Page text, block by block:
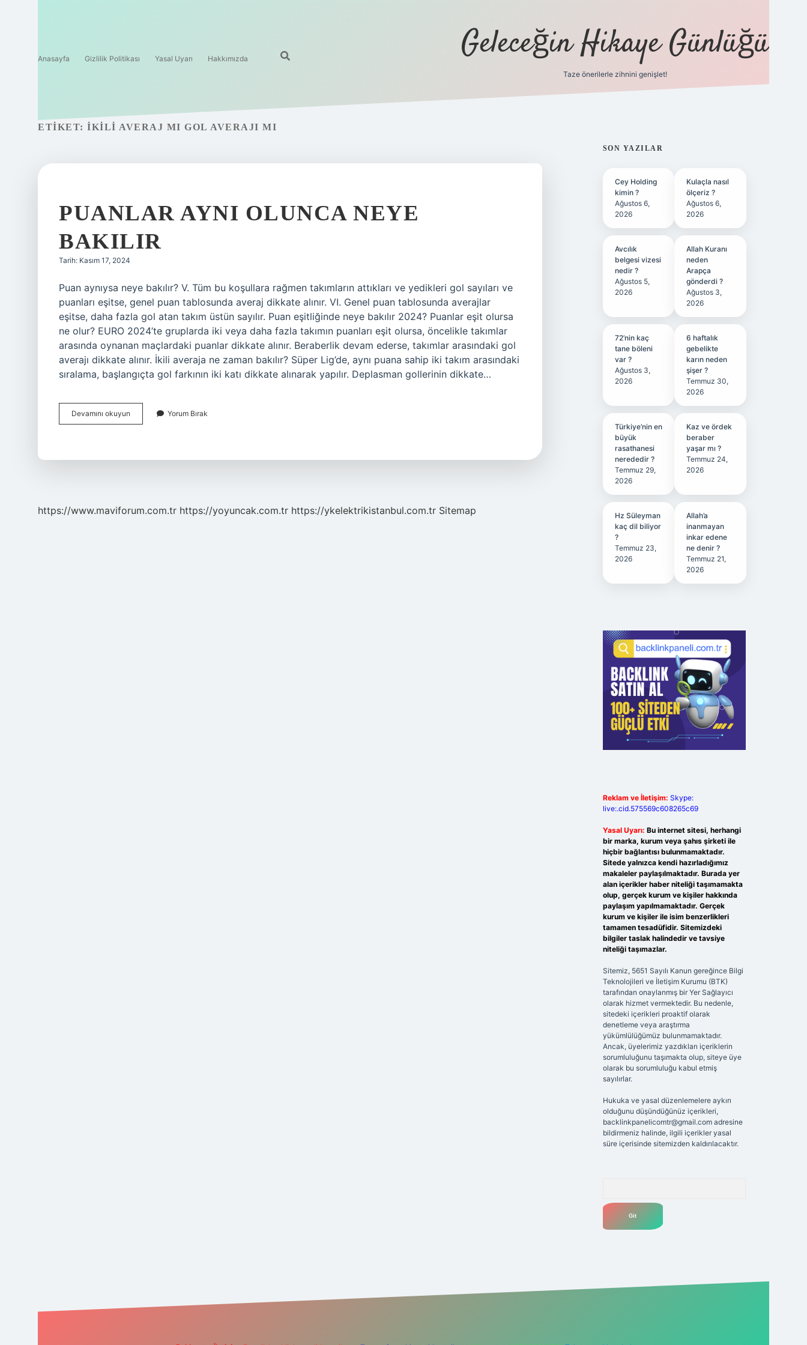
Anasayfa Gizlilik Politikası Yasal Uyarı Hakkımızda Geleceğin Hikaye Günlüğü
Taze önerilerle zihnini genişlet!
ETIKET: İKILI AVERAJ MI GOL AVERAJI MI
PUANLAR AYNI OLUNCA NEYE
BAKILIR
Tarih: Kasım 17, 2024
Puan aynıysa neye bakılır? V. Tüm bu koşullara rağmen takımların attıkları ve yedikleri gol sayıları ve
puanları eşitse, genel puan tablosunda averaj dikkate alınır. VI. Genel puan tablosunda averajlar
eşitse, daha fazla gol atan takım üstün sayılır. Puan eşitliğinde neye bakılır 2024? Puanlar eşit olursa
ne olur? EURO 2024’te gruplarda iki veya daha fazla takımın puanları eşit olursa, öncelikle takımlar
arasında oynanan maçlardaki puanlar dikkate alınır. Beraberlik devam ederse, takımlar arasındaki gol
averajı dikkate alınır. İkili averaja ne zaman bakılır? Süper Lig’de, aynı puana sahip iki takım arasındaki
sıralama, başlangıçta gol farkının iki katı dikkate alınarak yapılır. Deplasman gollerinin dikkate…
Devamını okuyun
Aynı
Yorum Bırak
https://www.maviforum.com.tr https://yoyuncak.com.tr https://ykelektrikistanbul.com.tr Sitemap
SIDEBAR
SON YAZILAR
Cey Holding
kimin ?
Ağustos 6,
2026
Kulaçla nasıl
ölçeriz ?
Ağustos 6,
2026
Avcılık
belgesi vizesi
nedir ?
Ağustos 5,
2026
Allah Kuranı
neden
Arapça
gönderdi ?
Ağustos 3,
2026
72’nin kaç
tane böleni
var ?
Ağustos 3,
2026
6 haftalık
gebelikte
karın neden
şişer ?
Temmuz 30,
2026
Türkiye’nin en
büyük
rasathanesi
nerededir ?
Temmuz 29,
2026
Kaz ve ördek
beraber
yaşar mı ?
Temmuz 24,
2026
Hz Süleyman
kaç dil biliyor
?
Temmuz 23,
2026
Allah’a
inanmayan
inkar edene
ne denir ?
Temmuz 21,
2026
Reklam ve İletişim: Skype:
live:.cid.575569c608265c69
Yasal Uyarı: Bu internet sitesi, herhangi
bir marka, kurum veya şahıs şirketi ile
hiçbir bağlantısı bulunmamaktadır.
Sitede yalnızca kendi hazırladığımız
makaleler paylaşılmaktadır. Burada yer
alan içerikler haber niteliği taşımamakta
olup, gerçek kurum ve kişiler hakkında
paylaşım yapılmamaktadır. Gerçek
kurum ve kişiler ile isim benzerlikleri
tamamen tesadüfidir. Sitemizdeki
bilgiler taslak halindedir ve tavsiye
niteliği taşımazlar.
Sitemiz, 5651 Sayılı Kanun gereğince Bilgi
Teknolojileri ve İletişim Kurumu (BTK)
tarafından onaylanmış bir Yer Sağlayıcı
olarak hizmet vermektedir. Bu nedenle,
sitedeki içerikleri proaktif olarak
denetleme veya araştırma
yükümlülüğümüz bulunmamaktadır.
Ancak, üyelerimiz yazdıkları içeriklerin
sorumluluğunu taşımakta olup, siteye üye
olarak bu sorumluluğu kabul etmiş
sayılırlar.
Hukuka ve yasal düzenlemelere aykırı
olduğunu düşündüğünüz içerikleri,
backlinkpanelicomtr@gmail.comadresine
bildirmeniz halinde, ilgili içerikler yasal
süre içerisinde sitemizden kaldırılacaktır.